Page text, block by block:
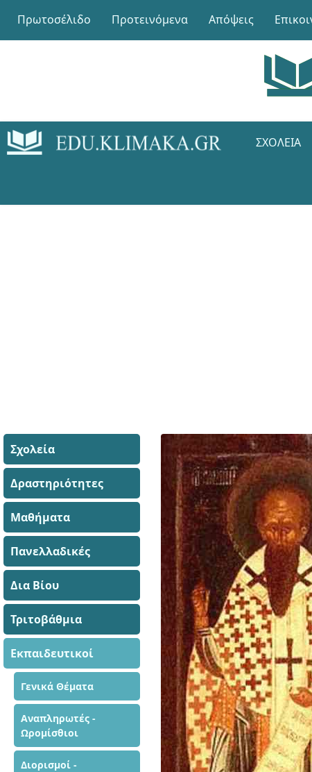
Πρωτοσέλιδο Προτεινόμενα Απόψεις
ΣΧΟΛΕΊΑ
Σχολεία
Δραστηριότητες
Μαθήματα
Πανελλαδικές
Δια Βίου
Τριτοβάθμια
Εκπαιδευτικοί
Γενικά Θέματα
Αναπληρωτές -
Ωρομίσθιοι
Διορισμοί -